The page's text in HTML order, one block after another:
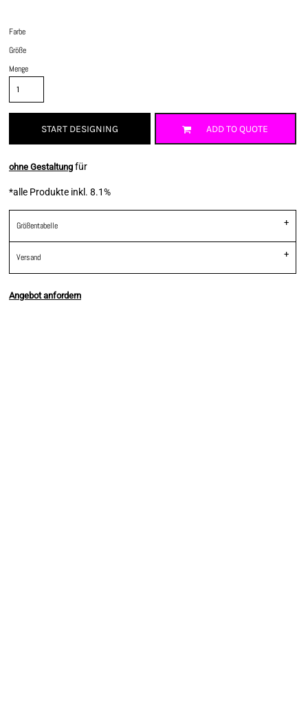
Farbe
Größe
Menge
START DESIGNING ADD TO QUOTE
ohne Gestaltung für
*alle Produkte inkl. 8.1%
Größentabelle
Versand
Angebot anfordern